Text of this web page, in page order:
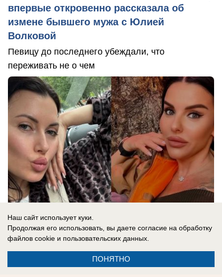
впервые откровенно рассказала об
измене бывшего мужа с Юлией
Волковой
Певицу до последнего убеждали, что
переживать не о чем
06.08.2026
Наш сайт использует куки.
Продолжая его использовать, вы даете согласие на обработку
файлов cookie и пользовательских данных.
ПОНЯТНО